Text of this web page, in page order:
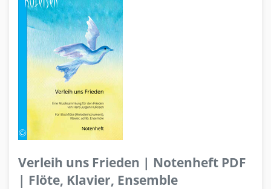
Verleih uns Frieden | Notenheft PDF
| Flöte, Klavier, Ensemble